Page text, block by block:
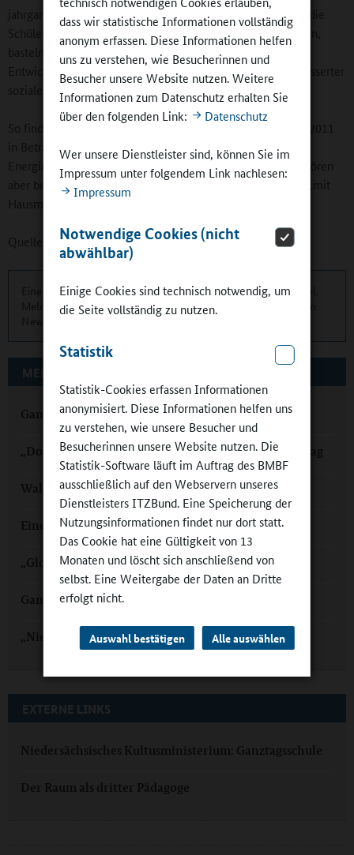
dass wir statistische Informationen vollständig
anonym erfassen. Diese Informationen helfen
uns zu verstehen, wie Besucherinnen und
Besucher unsere Website nutzen. Weitere
Informationen zum Datenschutz erhalten Sie
über den folgenden Link:
Datenschutz
Wer unsere Dienstleister sind, können Sie im
Impressum unter folgendem Link nachlesen:
Impressum
Notwendige Cookies (nicht
abwählbar)
Einige Cookies sind technisch notwendig, um
die Seite vollständig zu nutzen.
Statistik
Statistik-Cookies erfassen Informationen
anonymisiert. Diese Informationen helfen uns
zu verstehen, wie unsere Besucher und
Besucherinnen unsere Website nutzen. Die
Statistik-Software läuft im Auftrag des BMBF
ausschließlich auf den Webservern unseres
Dienstleisters ITZBund. Eine Speicherung der
Nutzungsinformationen findet nur dort statt.
Das Cookie hat eine Gültigkeit von 13
Monaten und löscht sich anschließend von
selbst. Eine Weitergabe der Daten an Dritte
erfolgt nicht.
Auswahl bestätigen Alle auswählen
jahrgangsübergreifenden Arbeitsgemeinschaften, in denen die
Schülerinnen und Schüler spielen, tanzen, musizieren, malen,
basteln, experimentieren und lernen können, tragen zur
Entwicklung und Stabilisierung sozialer Kontakte und verbesserter
sozialen Beziehungen bei.
So finden Arbeitsgemeinschaften im Techniklabor, das seit 2011
in Betrieb ist, statt, teilweise in Kooperation mit dem
Energieanbieter LSW und dem Abwasserverband. Dazu gehören
aber beispielweise auch die
Homepage-AG
oder die AG „mit
Hausmeister Willi“ zur Verschönerung der Schule.
Quelle: Kultusministerium Niedersachsen / Felix Thiel
Eine übersichtliche Kurzinformation über die aktuellen Artikel,
Meldungen und Termine finden Sie zweimonatlich in unserem
Hier können Sie sich anmelden
MEHR ZUM THEMA AUF GANZTAGSSCHULEN.ORG
Ganztägig leben und lernen in Niedersachsen
„Dorfgeflüster“ – eine Schülerzeitungs-AG im Ganztag
Waldschulhelden in der Ganztagsschule
Eine Oase für den Ganztag
„Global denken, lokal handeln“ im Ganztag
Ganztag in Wellen
„Niedersachsen ist Ganztagsschulland“
EXTERNE LINKS
Niedersächsisches Kultusministerium: Ganztagsschule
Der Raum als dritter Pädagoge